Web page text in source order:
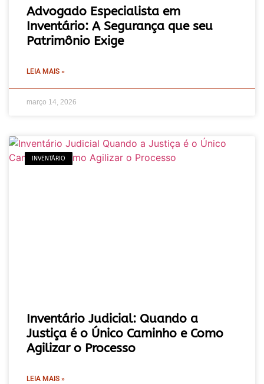
Advogado Especialista em
Inventário: A Segurança que seu
Patrimônio Exige
LEIA MAIS »
março 14, 2026
INVENTÁRIO
Inventário Judicial: Quando a
Justiça é o Único Caminho e Como
Agilizar o Processo
LEIA MAIS »